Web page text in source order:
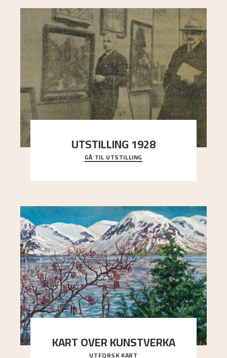
UTSTILLING 1928
Då Astrup døydde i 1928, tok vennene Moritz
Kaland og Simon Thorbjørnsen initiativ til å
GÅ TIL UTSTILLING
KART OVER KUNSTVERKA
Utforsk stedene og utsiktene i Astrups malerier
UTFORSK KART